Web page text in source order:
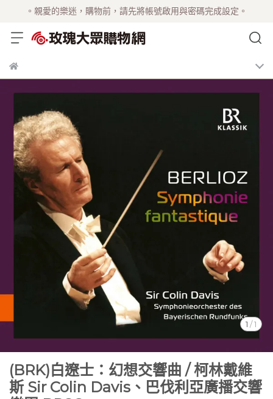
。親愛的樂迷，購物前，請先將帳號啟用與密碼完成設定。
1 /1
(BRK)白遼士：幻想交響曲 / 柯林戴維
斯 Sir Colin Davis、巴伐利亞廣播交響